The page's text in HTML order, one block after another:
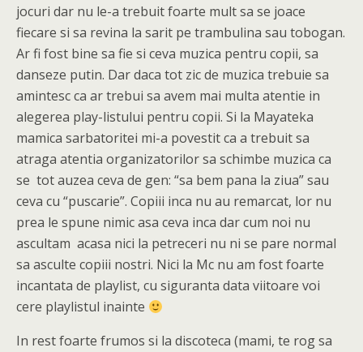
jocuri dar nu le-a trebuit foarte mult sa se joace
fiecare si sa revina la sarit pe trambulina sau tobogan.
Ar fi fost bine sa fie si ceva muzica pentru copii, sa
danseze putin. Dar daca tot zic de muzica trebuie sa
amintesc ca ar trebui sa avem mai multa atentie in
alegerea play-listului pentru copii. Si la Mayateka
mamica sarbatoritei mi-a povestit ca a trebuit sa
atraga atentia organizatorilor sa schimbe muzica ca
se tot auzea ceva de gen: “sa bem pana la ziua” sau
ceva cu “puscarie”. Copiii inca nu au remarcat, lor nu
prea le spune nimic asa ceva inca dar cum noi nu
ascultam acasa nici la petreceri nu ni se pare normal
sa asculte copiii nostri. Nici la Mc nu am fost foarte
incantata de playlist, cu siguranta data viitoare voi
cere playlistul inainte
In rest foarte frumos si la discoteca (mami, te rog sa